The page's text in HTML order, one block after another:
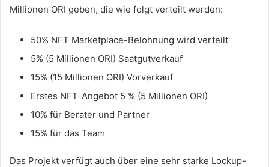
Millionen ORI geben, die wie folgt verteilt werden:
50% NFT Marketplace-Belohnung wird verteilt
5% (5 Millionen ORI) Saatgutverkauf
15% (15 Millionen ORI) Vorverkauf
Erstes NFT-Angebot 5 % (5 Millionen ORI)
10% für Berater und Partner
15% für das Team
Das Projekt verfügt auch über eine sehr starke Lockup-